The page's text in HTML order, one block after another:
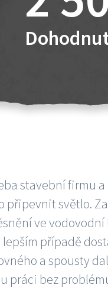
stavební firmu
připevnit světlo.
ve vodovodní
případě
a spousty
práci bez